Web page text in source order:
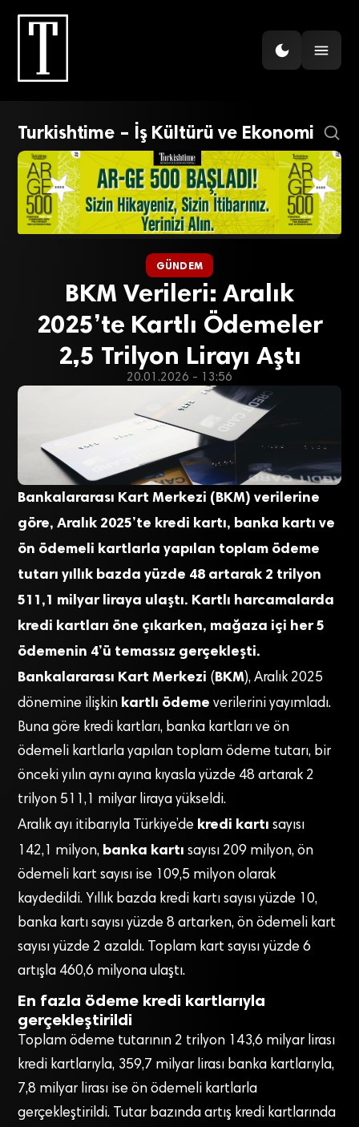
Turkishtime – İş Kültürü ve Ekonomi
GÜNDEM
BKM Verileri: Aralık
2025’te Kartlı Ödemeler
2,5 Trilyon Lirayı Aştı
20.01.2026 - 13:56
Bankalararası Kart Merkezi (BKM) verilerine
göre, Aralık 2025’te kredi kartı, banka kartı ve
ön ödemeli kartlarla yapılan toplam ödeme
tutarı yıllık bazda yüzde 48 artarak 2 trilyon
511,1 milyar liraya ulaştı. Kartlı harcamalarda
kredi kartları öne çıkarken, mağaza içi her 5
ödemenin 4’ü temassız gerçekleşti.
Bankalararası Kart Merkezi (BKM), Aralık 2025
dönemine ilişkin kartlı ödeme verilerini yayımladı.
Buna göre kredi kartları, banka kartları ve ön
ödemeli kartlarla yapılan toplam ödeme tutarı, bir
önceki yılın aynı ayına kıyasla yüzde 48 artarak 2
trilyon 511,1 milyar liraya yükseldi.
Aralık ayı itibarıyla Türkiye’de kredi kartı sayısı
142,1 milyon, banka kartı sayısı 209 milyon, ön
ödemeli kart sayısı ise 109,5 milyon olarak
kaydedildi. Yıllık bazda kredi kartı sayısı yüzde 10,
banka kartı sayısı yüzde 8 artarken, ön ödemeli kart
sayısı yüzde 2 azaldı. Toplam kart sayısı yüzde 6
artışla 460,6 milyona ulaştı.
En fazla ödeme kredi kartlarıyla
gerçekleştirildi
Toplam ödeme tutarının 2 trilyon 143,6 milyar lirası
kredi kartlarıyla, 359,7 milyar lirası banka kartlarıyla,
7,8 milyar lirası ise ön ödemeli kartlarla
gerçekleştirildi. Tutar bazında artış kredi kartlarında